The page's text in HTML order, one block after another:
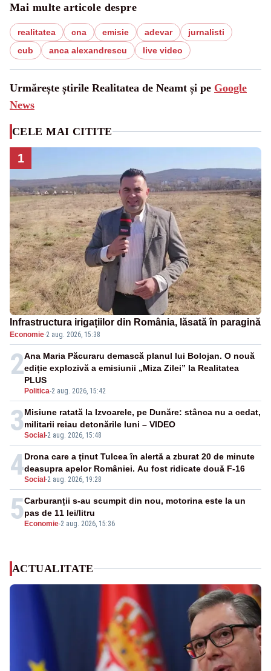
Mai multe articole despre
realitatea cna emisie adevar
jurnalisti
cub
anca alexandrescu live video
Urmărește știrile Realitatea de Neamt și pe Google
News
CELE MAI CITITE
1
Infrastructura irigațiilor din România, lăsată în paragină
Economie·2 aug. 2026, 15:38
2
Politica-2 aug. 2026, 15:42
Ana Maria Păcuraru demască planul lui Bolojan. O nouă
ediție explozivă a emisiunii „Miza Zilei” la Realitatea
PLUS
3Social -2 aug. 2026, 15:48
Misiune ratată la Izvoarele, pe Dunăre: stânca nu a cedat,
militarii reiau detonările luni – VIDEO
4Social -2 aug. 2026, 19:28
Drona care a ținut Tulcea în alertă a zburat 20 de minute
deasupra apelor României. Au fost ridicate două F-16
5 Economie-2 aug. 2026, 15:36
Carburanții s-au scumpit din nou, motorina este la un
pas de 11 lei/litru
ACTUALITATE